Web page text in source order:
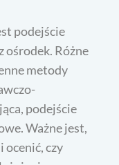
podejście
ośrodek. Różne
metody
podejście
Ważne jest,
ocenić, czy